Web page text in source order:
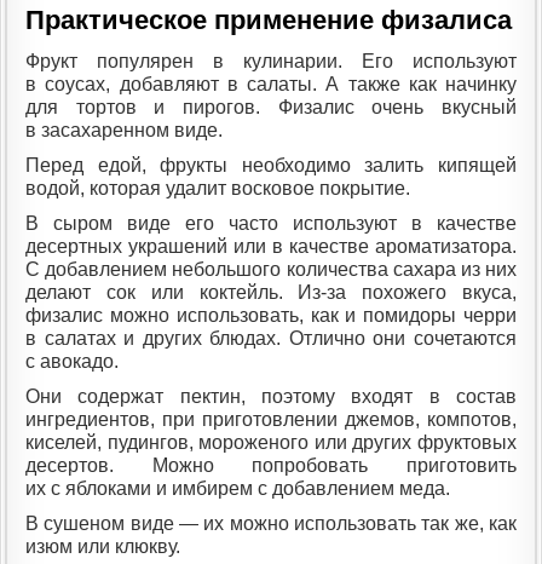
Практическое применение физалиса
Фрукт популярен в кулинарии. Его используют
в соусах, добавляют в салаты. А также как начинку
для тортов и пирогов. Физалис очень вкусный
в засахаренном виде.
Перед едой, фрукты необходимо залить кипящей
водой, которая удалит восковое покрытие.
В сыром виде его часто используют в качестве
десертных украшений или в качестве ароматизатора.
С добавлением небольшого количества сахара из них
делают сок или коктейль. Из-за похожего вкуса,
физалис можно использовать, как и помидоры черри
в салатах и других блюдах. Отлично они сочетаются
с авокадо.
Они содержат пектин, поэтому входят в состав
ингредиентов, при приготовлении джемов, компотов,
киселей, пудингов, мороженого или других фруктовых
десертов. Можно попробовать приготовить
их с яблоками и имбирем с добавлением меда.
В сушеном виде — их можно использовать так же, как
изюм или клюкву.